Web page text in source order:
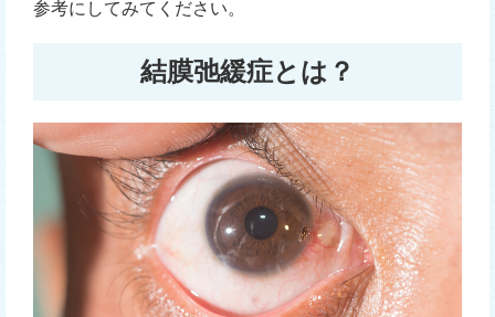
参考にしてみてください。
結膜弛緩症とは？